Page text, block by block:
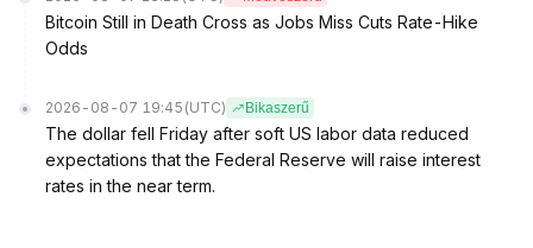
Bitcoin Still in Death Cross as Jobs Miss Cuts Rate-Hike
Odds
2026-08-07 19:45 (UTC) Bikaszerű
The dollar fell Friday after soft US labor data reduced
expectations that the Federal Reserve will raise interest
rates in the near term.